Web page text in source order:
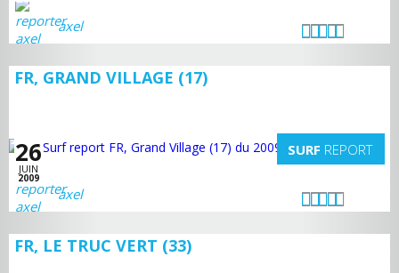
axel
FR, GRAND VILLAGE (17)
26
JUIN
2009
SURF REPORT
axel
FR, LE TRUC VERT (33)